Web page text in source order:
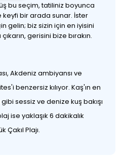
bu seçim, tatiliniz boyunca
keyfi bir arada sunar. İster
gelin; biz sizin için en iyisini
gerisini bize bırakın.
Akdeniz ambiyansı ve
benzersiz kılıyor. Kaş'ın en
sessiz ve denize kuş bakışı
ise yaklaşık 6 dakikalık
Çakıl Plajı.